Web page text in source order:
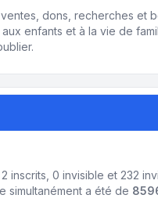
dons, recherches et
enfants et à la vie de
inscrits, 0 invisible et 232
simultanément a été de